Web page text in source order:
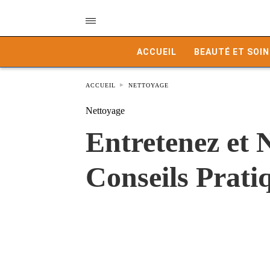
ACCUEIL BEAUTÉ ET SOIN
ACCUEIL NETTOYAGE
Nettoyage
Entretenez et
Conseils